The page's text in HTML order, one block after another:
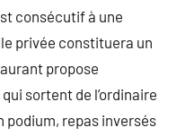
consécutif à une
privée constituera un
propose
sortent de l’ordinaire
podium, repas inversés